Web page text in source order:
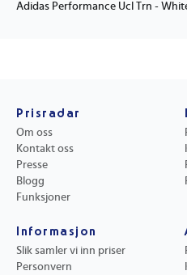
Adidas Performance Ucl Trn -
Prisradar
Om oss
Kontakt oss
Presse
Blogg
Funksjoner
Informasjon
Slik samler vi inn priser
Personvern